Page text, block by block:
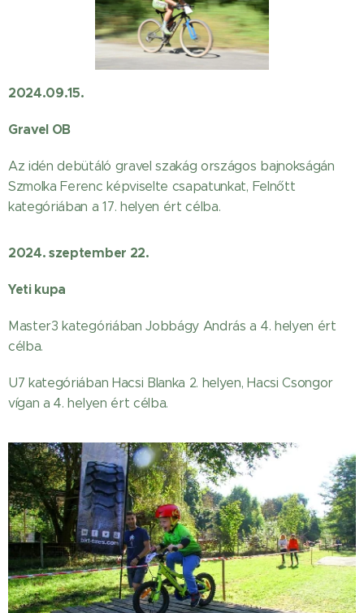
2024.09.15.
Gravel OB
Az idén debütáló gravel szakág országos bajnokságán
Szmolka Ferenc képviselte csapatunkat, Felnőtt
kategóriában a 17. helyen ért célba.
2024. szeptember 22.
Yeti kupa
Master3 kategóriában Jobbágy András a 4. helyen ért
célba.
U7 kategóriában Hacsi Blanka 2. helyen, Hacsi Csongor
vígan a 4. helyen ért célba.